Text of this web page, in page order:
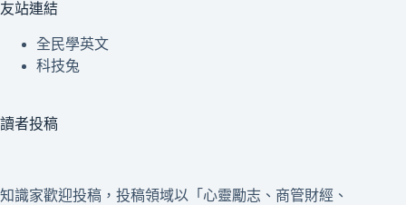
友站連結
全民學英文
科技兔
讀者投稿
知識家歡迎投稿，投稿領域以「心靈勵志、商管財經、